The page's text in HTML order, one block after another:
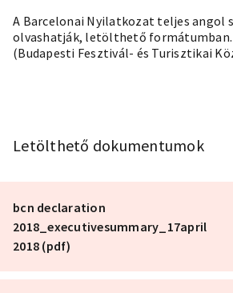
A Barcelonai Nyilatkozat teljes angol
olvashatják, letölthető formátumban.
(Budapesti Fesztivál- és Turisztikai
Letölthető dokumentumok
bcn declaration
2018_executivesummary_17april
2018 (pdf)